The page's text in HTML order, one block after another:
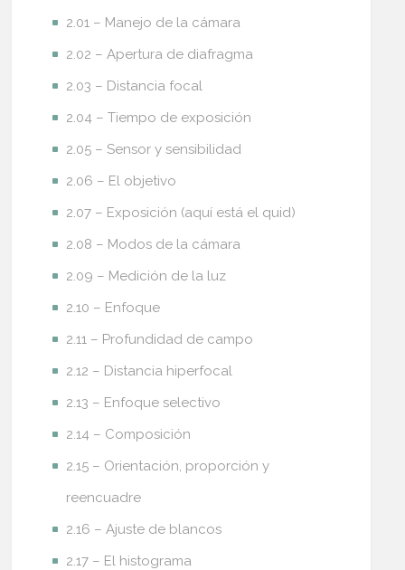
2.01 – Manejo de la cámara
2.02 – Apertura de diafragma
2.03 – Distancia focal
2.04 – Tiempo de exposición
2.05 – Sensor y sensibilidad
2.06 – El objetivo
2.07 – Exposición (aquí está el quid)
2.08 – Modos de la cámara
2.09 – Medición de la luz
2.10 – Enfoque
2.11 – Profundidad de campo
2.12 – Distancia hiperfocal
2.13 – Enfoque selectivo
2.14 – Composición
2.15 – Orientación, proporción y
reencuadre
2.16 – Ajuste de blancos
2.17 – El histograma